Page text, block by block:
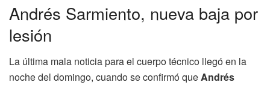
Andrés Sarmiento, nueva baja por
lesión
La última mala noticia para el cuerpo técnico llegó en la
noche del domingo, cuando se confirmó queAndrés